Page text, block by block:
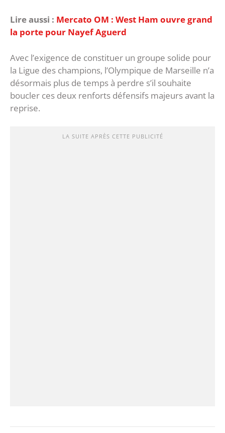
Lire aussi : Mercato OM : West Ham ouvre grand
la porte pour Nayef Aguerd
Avec l’exigence de constituer un groupe solide pour
la Ligue des champions, l’Olympique de Marseille n’a
désormais plus de temps à perdre s’il souhaite
boucler ces deux renforts défensifs majeurs avant la
reprise.
LA SUITE APRÈS CETTE PUBLICITÉ